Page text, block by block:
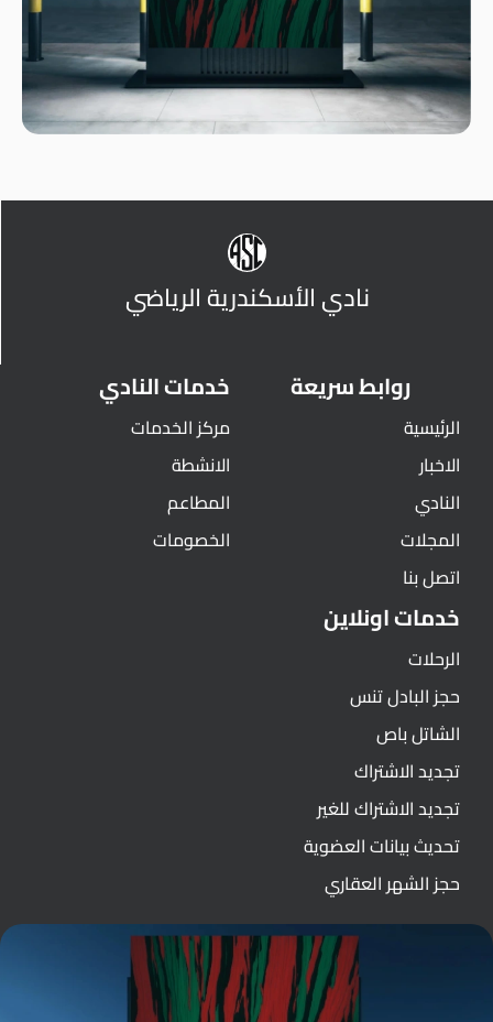
نادي الأسكندرية الرياضي
روابط سريعة
الرئيسية
الاخبار
النادي
المجلات
اتصل بنا
خدمات النادي
مركز الخدمات
الانشطة
المطاعم
الخصومات
خدمات اونلاين
الرحلات
حجز البادل تنس
الشاتل باص
تجديد الاشتراك
تجديد الاشتراك للغير
تحديث بيانات العضوية
حجز الشهر العقاري